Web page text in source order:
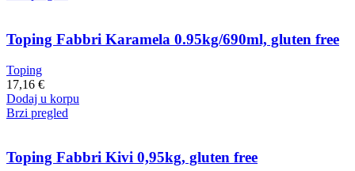
Toping Fabbri Karamela 0.95kg/690ml, gluten free
Toping
17,16 €
Dodaj u korpu
Brzi pregled
Toping Fabbri Kivi 0,95kg, gluten free